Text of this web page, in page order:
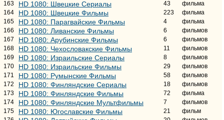
163
HD 1080: Швецкие Сериалы 43
фильма
164
HD 1080: Швецкие Фильмы 223
фильма
165
HD 1080: Парагвайские Фильмы 4
фильма
166
HD 1080: Ливанские Фильмы 6
фильмов
167
HD 1080: Арубинские Фильмы 6
фильмов
168
HD 1080: Чехословакские Фильмы 11
фильмов
169
HD 1080: Израильские Сериалы 8
фильмов
170
HD 1080: Израильские Фильмы 29
фильмов
171
HD 1080: Румынские Фильмы 58
фильмов
172
HD 1080: Финляндские Сериалы 18
фильмов
173
HD 1080: Финляндские Фильмы 72
фильма
174
HD 1080: Финляндские Мультфильмы 7
фильмов
175
HD 1080: Югославские Фильмы 21
фильм